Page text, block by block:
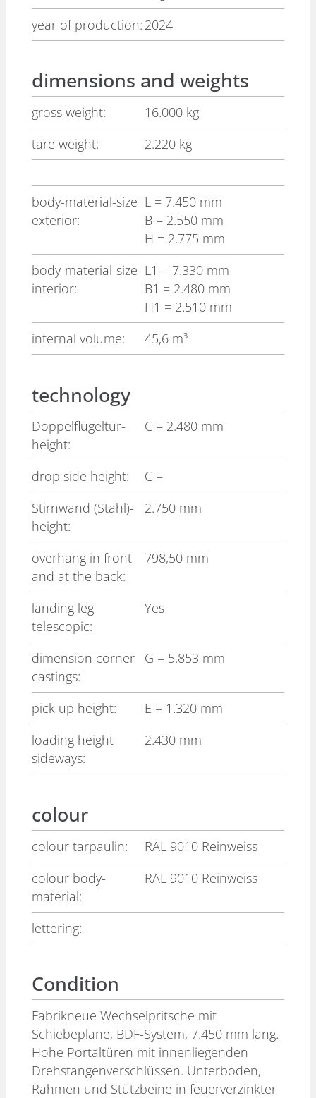
year of production: 2024
dimensions and weights
gross weight:
16.000 kg
tare weight:
2.220 kg
body-material-size
exterior:
L = 7.450 mm
B = 2.550 mm
H = 2.775 mm
body-material-size
interior:
L1 = 7.330 mm
B1 = 2.480 mm
H1 = 2.510 mm
internal volume:
45,6 m³
technology
Doppelflügeltür-
height:
C = 2.480 mm
drop side height: C =
Stirnwand (Stahl)-
height:
2.750 mm
overhang in front
and at the back:
798,50 mm
landing leg
telescopic:
Yes
dimension corner
castings:
G = 5.853 mm
pick up height: E = 1.320 mm
loading height
sideways:
2.430 mm
colour
colour tarpaulin:
RAL 9010 Reinweiss
colour body-
material:
RAL 9010 Reinweiss
lettering:
Condition
Fabrikneue Wechselpritsche mit
Schiebeplane, BDF-System, 7.450 mm lang.
Hohe Portaltüren mit innenliegenden
Drehstangenverschlüssen. Unterboden,
Rahmen und Stützbeine in feuerverzinkter